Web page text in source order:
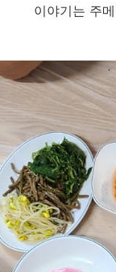
이야기는 주